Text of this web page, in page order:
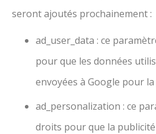
seront ajoutés prochainement :
ad_user_data : ce
pour que les données
envoyées à Google pour
ad_personalization : ce
droits pour que la